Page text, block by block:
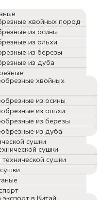
хвойных пород
из осины
из ольхи
из березы
из дуба
хвойных
из осины
из ольхи
из березы
из дуба
сушки
сушки
сушки
в Китай